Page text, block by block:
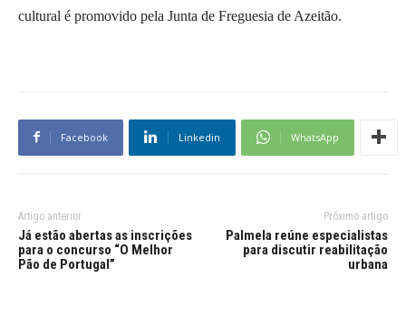
cultural é promovido pela Junta de Freguesia de Azeitão.
Facebook Linkedin WhatsApp
Artigo anterior
Já estão abertas as inscrições
para o concurso “O Melhor
Pão de Portugal”
Próximo artigo
Palmela reúne especialistas
para discutir reabilitação
urbana